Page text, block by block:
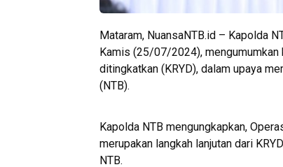
Mataram, NuansaNTB.id – Kapolda
Kamis (25/07/2024),
ditingkatkan (KRYD), dalam upaya
(NTB).
Kapolda NTB mengungkapkan,
merupakan langkah lanjutan dari
NTB.